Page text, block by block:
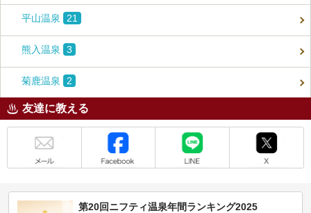
平山温泉 21
熊入温泉 3
菊鹿温泉 2
友達に教える
第20回ニフティ温泉年間ランキング2025